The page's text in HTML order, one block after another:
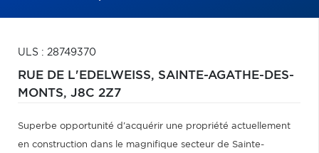
ULS : 28749370
RUE DE L'EDELWEISS, SAINTE-AGATHE-DES-
MONTS, J8C 2Z7
Superbe opportunité d'acquérir une propriété actuellement
en construction dans le magnifique secteur de Sainte-